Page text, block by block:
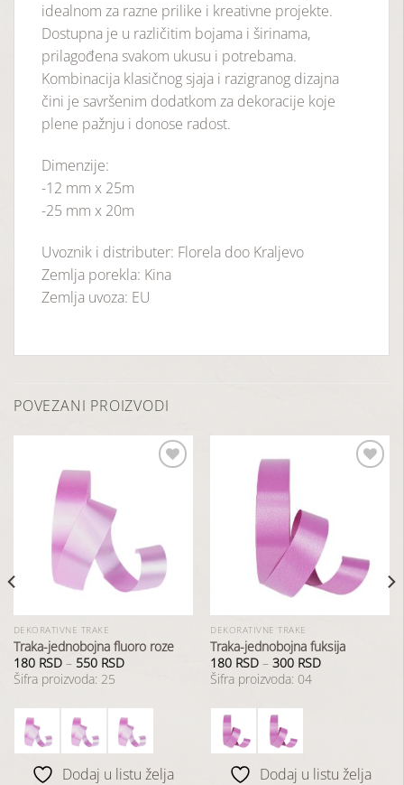
idealnom za razne prilike i kreativne projekte.
Dostupna je u različitim bojama i širinama,
prilagođena svakom ukusu i potrebama.
Kombinacija klasičnog sjaja i razigranog dizajna
čini je savršenim dodatkom za dekoracije koje
plene pažnju i donose radost.
Dimenzije:
-12 mm x 25m
-25 mm x 20m
Uvoznik i distributer: Florela doo Kraljevo
Zemlja porekla: Kina
Zemlja uvoza: EU
POVEZANI PROIZVODI
želja
DEKORATIVNE TRAKE
Traka-jednobojna fluoro roze
180 RSD– 550 RSD
Šifra proizvoda: 25
Dodaj u listu želja
DEKORATIVNE TRAKE
Traka-jednobojna fuksija
180 RSD –300 RSD
Šifra proizvoda: 04
Dodaj u listu želja